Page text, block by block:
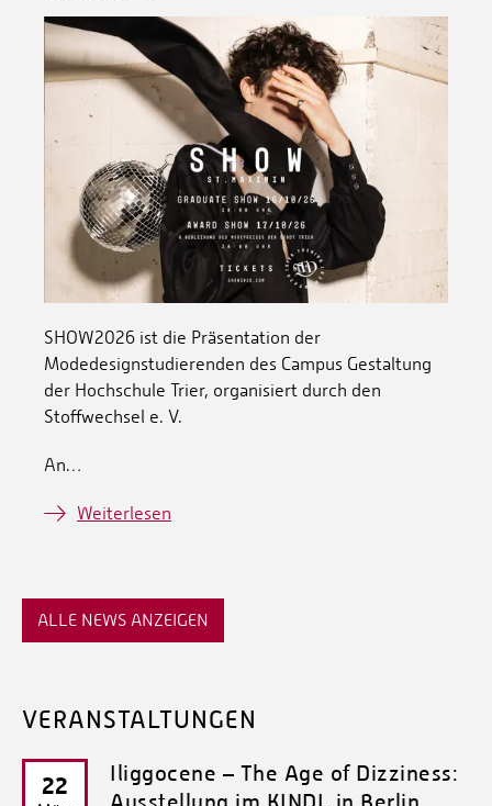
SHOW2026 ist die Präsentation der
Modedesignstudierenden des Campus Gestaltung
der Hochschule Trier, organisiert durch den
Stoffwechsel e. V.
An…
Weiterlesen
ALLE NEWS ANZEIGEN
VERANSTALTUNGEN
22
Iliggocene – The Age of Dizziness:
Ausstellung im KINDL in Berlin